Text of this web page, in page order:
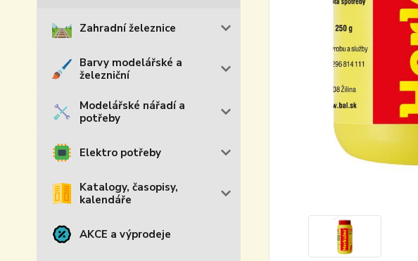
Zahradní železnice
Barvy modelářské a
železniční
Modelářské nářadí a
potřeby
Elektro potřeby
Katalogy, časopisy,
kalendáře
AKCE a výprodeje